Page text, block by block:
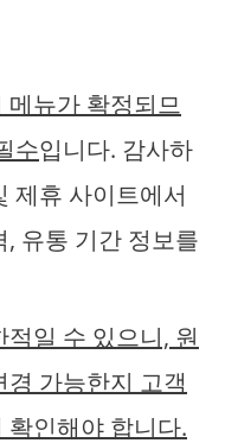
메뉴가 확정되므
수입니다. 감사하
제휴 사이트에서
유통 기간 정보를
일 수 있으니, 원
가능한지 고객
인해야 합니다.